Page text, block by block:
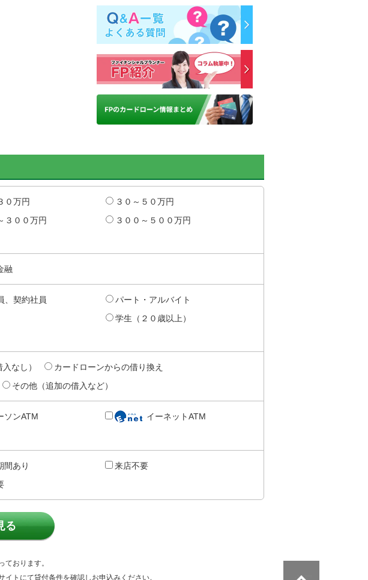
０万円
３０～５０万円
３００万円
３００～５００万円
融
、契約社員
パート・アルバイト
学生（２０歳以上）
なし）
カードローンからの借り換え
その他（追加の借入など）
ソンATM
イーネットATM
間あり
来店不要
る
おります。
トにて貸付条件を確認しお申込みください。